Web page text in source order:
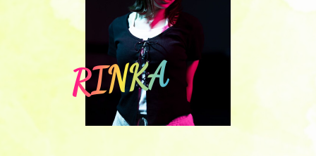
RINKA